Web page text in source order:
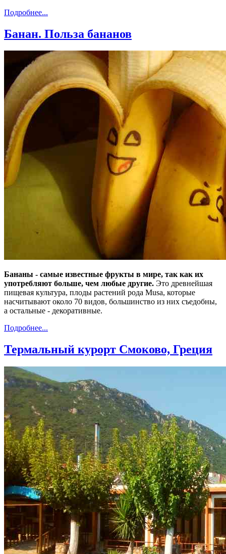
Подробнее...
Банан. Польза бананов
Бананы - самые известные фрукты в мире, так как их
употребляют больше, чем любые другие. Это древнейшая
пищевая культура, плоды растений рода Musa, которые
насчитывают около 70 видов, большинство из них съедобны,
а остальные - декоративные.
Подробнее...
Термальный курорт Смоково, Греция